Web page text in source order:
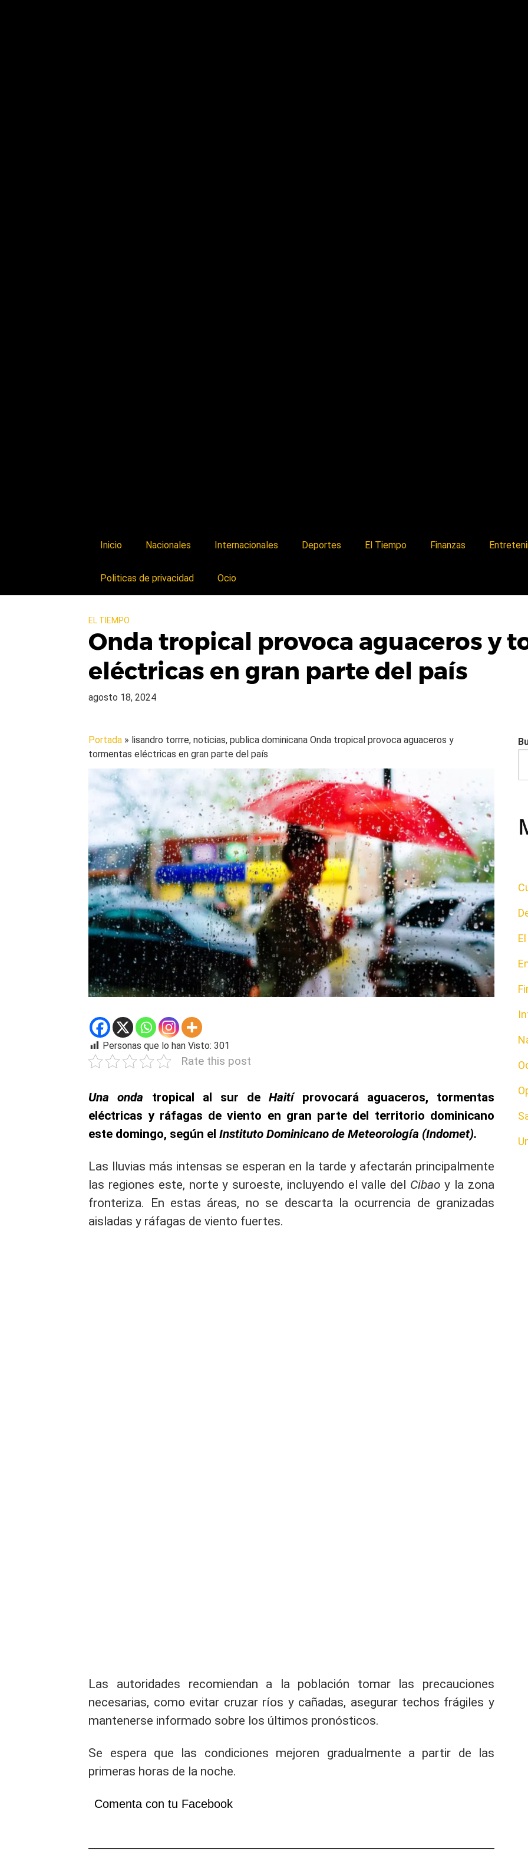
Inicio Nacionales Internacionales Deportes El Tiempo Finanzas
Politicas de privacidad Ocio
EL TIEMPO
Onda tropical provoca aguaceros y
eléctricas en gran parte del país
agosto 18, 2024
Portada » lisandro torrre, noticias, publica dominicanaOnda tropical provoca aguaceros y
tormentas eléctricas en gran parte del país
Personas que lo han Visto: 301
Rate this post
Una onda tropical al sur de Haitíprovocará aguaceros, tormentas
eléctricas y ráfagas de viento en gran parte del territorio dominicano
este domingo, según elInstituto Dominicano de Meteorología (Indomet).
Las lluvias más intensas se esperan en la tarde y afectarán principalmente
las regiones este, norte y suroeste, incluyendo el valle del Cibao y la zona
fronteriza. En estas áreas, no se descarta la ocurrencia de granizadas
aisladas y ráfagas de viento fuertes.
Las autoridades recomiendan a la población tomar las precauciones
necesarias, como evitar cruzar ríos y cañadas, asegurar techos frágiles y
mantenerse informado sobre los últimos pronósticos.
Se espera que las condiciones mejoren gradualmente a partir de las
primeras horas de la noche.
Comenta con tu Facebook